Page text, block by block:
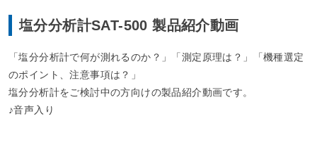
塩分分析計SAT-500 製品紹介動画
「塩分分析計で何が測れるのか？」「測定原理は？」「機種選定
のポイント、注意事項は？」
塩分分析計をご検討中の方向けの製品紹介動画です。
♪音声入り